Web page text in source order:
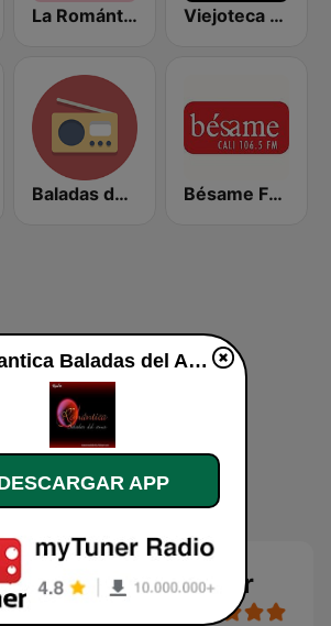
La Romántica Bogota Viejoteca Rumba y Recuerdo.
Baladas del Recuerdo Bésame FM Cali
Baladas del Amor
Romantica Baladas del Amor en vivo
APP